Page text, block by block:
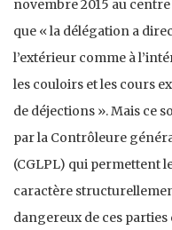
novembre 2015 au
que « la délégation a
l’extérieur comme à
les couloirs et les cours
de déjections ». Mais ce
par la Contrôleure
(CGLPL) qui permettent
caractère
dangereux de ces